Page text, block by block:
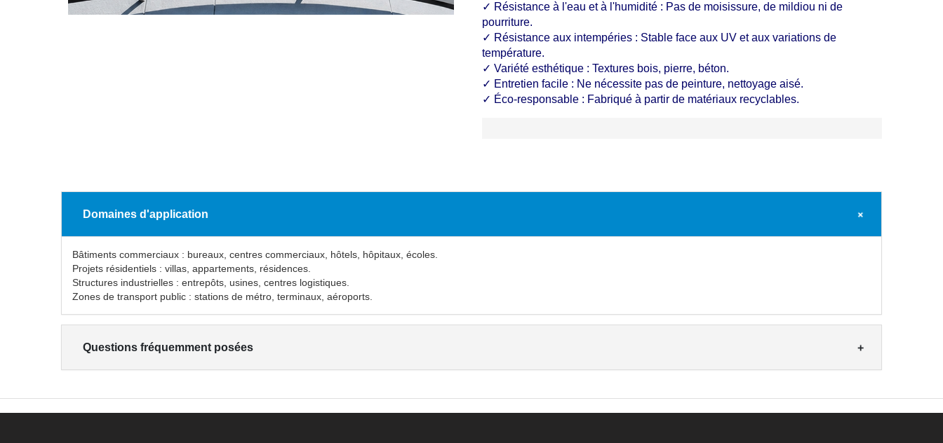
✓ Résistance à l'eau et à l'humidité : Pas de moisissure, de mildiou ni de
pourriture.
✓ Résistance aux intempéries : Stable face aux UV et aux variations de
température.
✓ Variété esthétique : Textures bois, pierre, béton.
✓ Entretien facile : Ne nécessite pas de peinture, nettoyage aisé.
✓ Éco-responsable : Fabriqué à partir de matériaux recyclables.
Domaines d'application
Bâtiments commerciaux : bureaux, centres commerciaux, hôtels, hôpitaux, écoles.
Projets résidentiels : villas, appartements, résidences.
Structures industrielles : entrepôts, usines, centres logistiques.
Zones de transport public : stations de métro, terminaux, aéroports.
Questions fréquemment posées